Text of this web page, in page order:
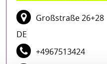
Großstraße 26+28
DE
+4967513424